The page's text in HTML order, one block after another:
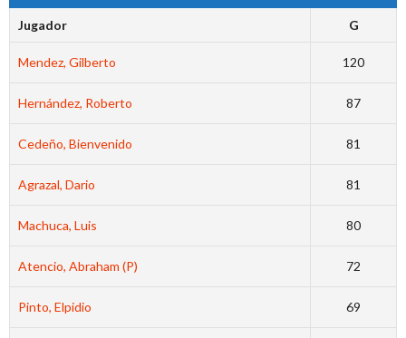
Jugador G
Mendez, Gilberto 120
Hernández, Roberto 87
Cedeño, Bienvenido 81
Agrazal, Dario 81
Machuca, Luis 80
Atencio, Abraham (P) 72
Pinto, Elpidio 69